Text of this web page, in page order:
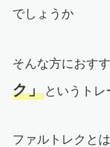
でしょうか
そんな方におす
ク」というトレ
ファルトレクと